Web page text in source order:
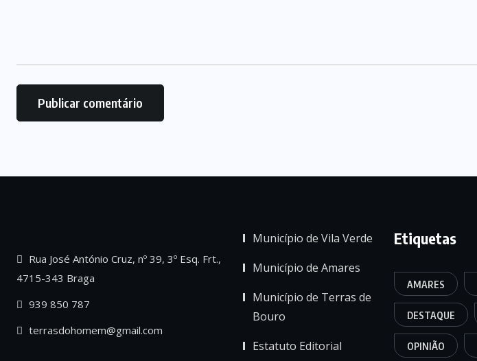
Rua José António Cruz, nº 39, 3º Esq. Frt.,
4715-343 Braga
939 850 787
terrasdohomem@gmail.com
Município de Vila Verde
Município de Amares
Município de Terras de
Bouro
Estatuto Editorial
Etiquetas
AMARES
DESTAQUE
OPINIÃO